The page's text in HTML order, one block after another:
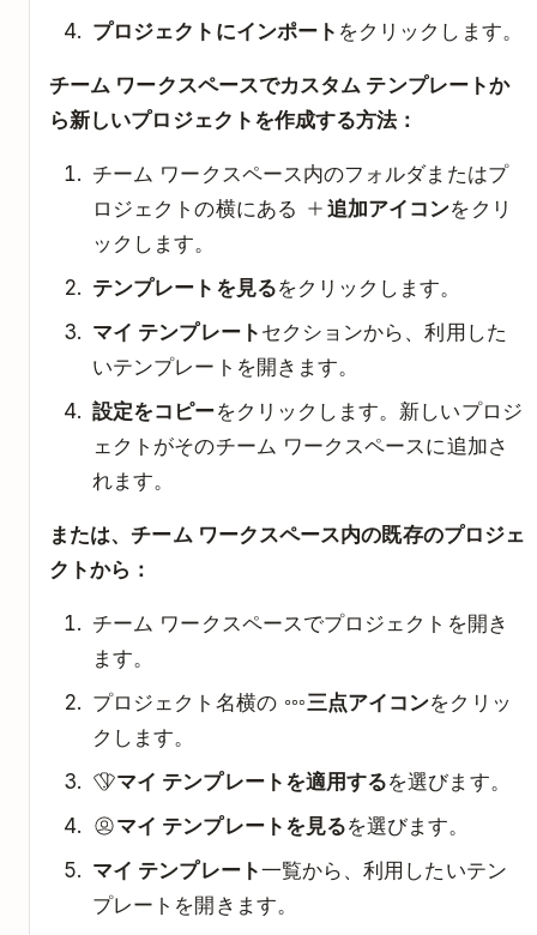
プロジェクトにインポート をクリックします。
チーム ワークスペースでカスタム テンプレートか
ら新しいプロジェクトを作成する方法：
チーム ワークスペース内のフォルダまたはプ
ロジェクトの横にある
追加アイコンをクリ
ックします。
テンプレートを見るをクリックします。
マイ テンプレート セクションから、利用した
いテンプレートを開きます。
設定をコピーをクリックします。新しいプロジ
ェクトがそのチーム ワークスペースに追加さ
れます。
または、チーム ワークスペース内の既存のプロジェ
クトから：
チーム ワークスペースでプロジェクトを開き
ます。
プロジェクト名横の
三点アイコンをクリッ
クします。
マイ テンプレートを適用するを選びます。
マイ テンプレートを見るを選びます。
マイ テンプレート一覧から、利用したいテン
プレートを開きます。